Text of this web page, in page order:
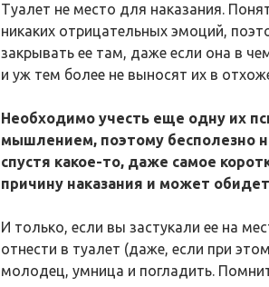
Туалет не место для наказания.
никаких отрицательных эмоций,
закрывать ее там, даже если она в
и уж тем более не выносят их в
Необходимо учесть еще одну их
мышлением, поэтому бесполезно
спустя какое-то, даже самое
причину наказания и может
И только, если вы застукали ее на
отнести в туалет (даже, если при
молодец, умница и погладить.